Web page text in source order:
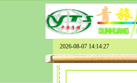
2026-08-07 14:14:27